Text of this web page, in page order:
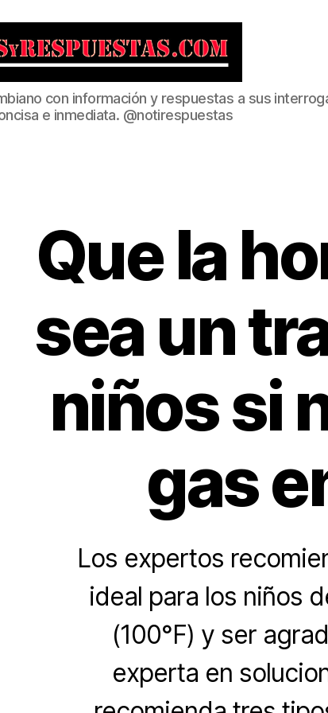
con información y respuestas a sus
e inmediata. @notirespuestas
Que la
sea un
niños si
gas
Los expertos
ideal para los niños
(100°F) y ser
experta en